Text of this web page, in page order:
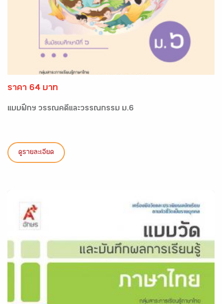
ราคา 64 บาท
แบบฝึกฯ วรรณคดีและวรรณกรรม ม.6
ดูรายละเอียด